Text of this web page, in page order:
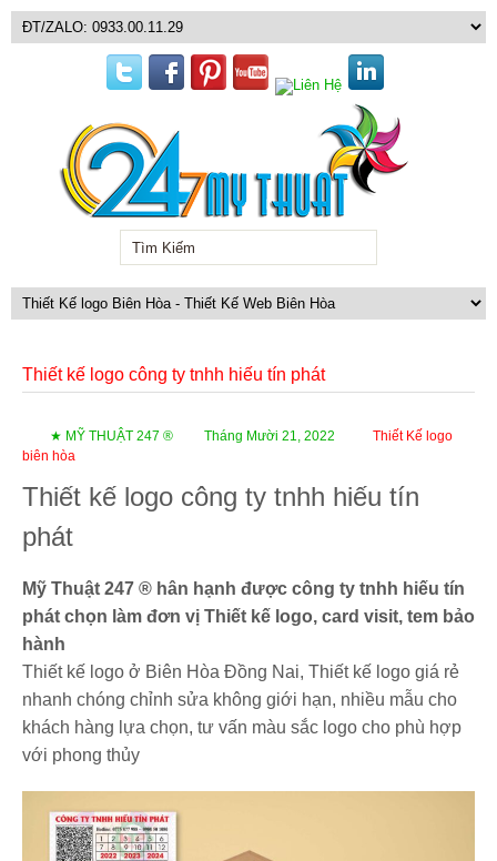
Thiết kế logo công ty tnhh hiếu tín phát
★ MỸ THUẬT 247 ® Tháng Mười 21, 2022
Thiết Kế logo
biên hòa
Thiết kế logo công ty tnhh hiếu tín
phát
Mỹ Thuật 247 ® hân hạnh được công ty tnhh hiếu tín
phát chọn làm đơn vị Thiết kế logo, card visit, tem bảo
hành
Thiết kế logo ở Biên Hòa Đồng Nai, Thiết kế logo giá rẻ
nhanh chóng chỉnh sửa không giới hạn, nhiều mẫu cho
khách hàng lựa chọn, tư vấn màu sắc logo cho phù hợp
với phong thủy